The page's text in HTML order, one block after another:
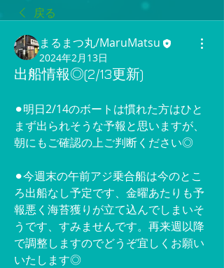
戻る
まるまつ丸/MaruMatsu
2024年2月13日
出船情報◎(2/13更新)
⚫︎明日2/14のボートは慣れた方はひと
まず出られそうな予報と思いますが、
朝にもご確認の上ご判断ください◎
⚫︎今週末の午前アジ乗合船は今のとこ
ろ出船なし予定です、金曜あたりも予
報悪く海苔獲りが立て込んでしまいそ
うです、すみませんです。再来週以降
で調整しますのでどうぞ宜しくお願い
いたします◎